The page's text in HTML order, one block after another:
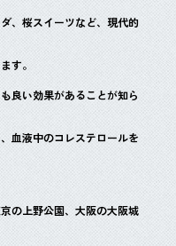
、桜スイーツなど、現代的
す。
良い効果があることが知ら
血液中のコレステロールを
の上野公園、大阪の大阪城